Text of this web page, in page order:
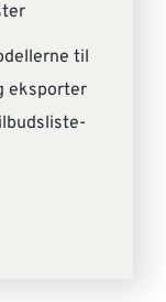
til
eksporter